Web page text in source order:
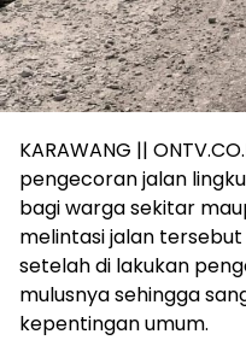
KARAWANG ||
pengecoran jalan
bagi warga sekitar
melintasi jalan
setelah di lakukan
mulusnya sehingga
kepentingan umum.